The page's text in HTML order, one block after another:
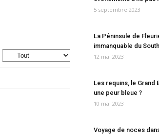
5 septembre 2023
La Péninsule de
immanquable du
12 mai 2023
Les requins, le Grand
une peur bleue ?
10 mai 2023
Voyage de noces